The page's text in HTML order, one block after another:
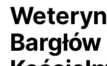
Bargłów